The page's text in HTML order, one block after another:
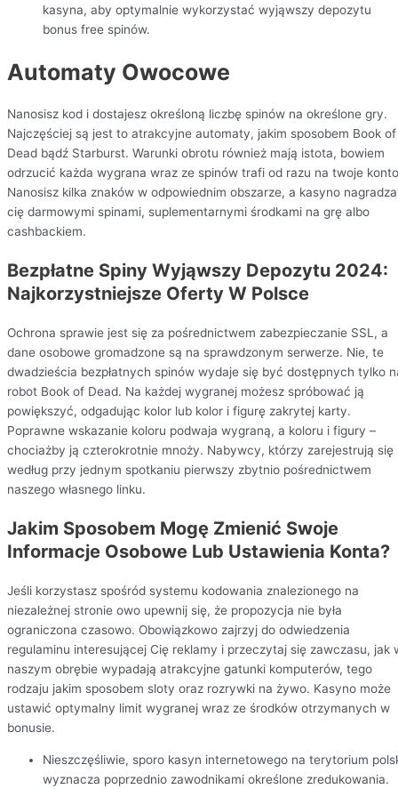
kasyna, aby optymalnie wykorzystać wyjąwszy depozytu
bonus free spinów.
Automaty Owocowe
Nanosisz kod i dostajesz określoną liczbę spinów na określone gry.
Najczęściej są jest to atrakcyjne automaty, jakim sposobem Book of
Dead bądź Starburst. Warunki obrotu również mają istota, bowiem
odrzucić każda wygrana wraz ze spinów trafi od razu na twoje
Nanosisz kilka znaków w odpowiednim obszarze, a kasyno nagradza
cię darmowymi spinami, suplementarnymi środkami na grę albo
cashbackiem.
Bezpłatne Spiny Wyjąwszy Depozytu 2024:
Najkorzystniejsze Oferty W Polsce
Ochrona sprawie jest się za pośrednictwem zabezpieczanie SSL, a
dane osobowe gromadzone są na sprawdzonym serwerze. Nie, te
dwadzieścia bezpłatnych spinów wydaje się być dostępnych tylko
robot Book of Dead. Na każdej wygranej możesz spróbować ją
powiększyć, odgadując kolor lub kolor i figurę zakrytej karty.
Poprawne wskazanie koloru podwaja wygraną, a koloru i figury –
chociażby ją czterokrotnie mnoży​. Nabywcy, którzy zarejestrują się
według przy jednym spotkaniu pierwszy zbytnio pośrednictwem
naszego własnego linku.
Jakim Sposobem Mogę Zmienić Swoje
Informacje Osobowe Lub Ustawienia Konta?
Jeśli korzystasz spośród systemu kodowania znalezionego na
niezależnej stronie owo upewnij się, że propozycja nie była
ograniczona czasowo. Obowiązkowo zajrzyj do odwiedzenia
regulaminu interesującej Cię reklamy i przeczytaj się zawczasu, jak
naszym obrębie wypadają atrakcyjne gatunki komputerów, tego
rodzaju jakim sposobem sloty oraz rozrywki na żywo. Kasyno może
ustawić optymalny limit wygranej wraz ze środków otrzymanych w
bonusie.
Nieszczęśliwie, sporo kasyn internetowego na terytorium
wyznacza poprzednio zawodnikami określone zredukowania.